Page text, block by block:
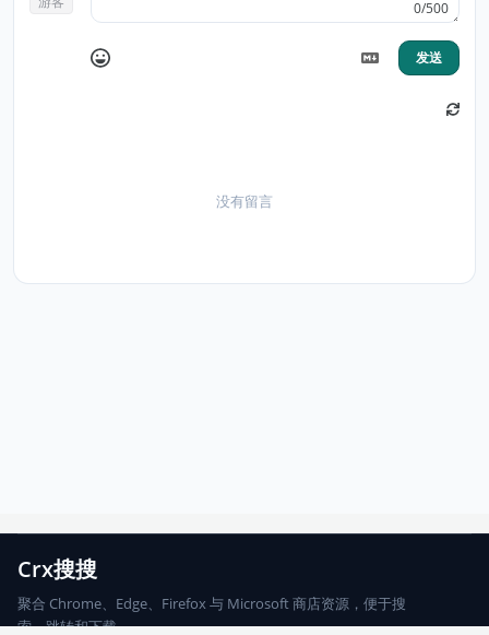
0/500
发送
没有留言
Crx搜搜
聚合 Chrome、Edge、Firefox 与 Microsoft 商店资源，便于搜
索、跳转和下载。